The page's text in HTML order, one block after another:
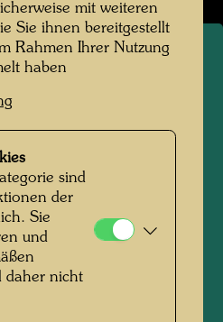
in Japan
Archiv
mit weiteren
Sie ihnen bereitgestellt
Rahmen Ihrer Nutzung
haben
sind
der
Sie
und
daher nicht